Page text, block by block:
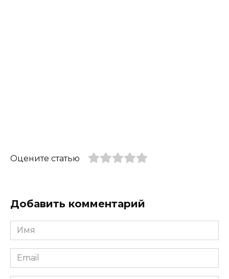
Оцените статью
Добавить комментарий
Имя
*
Email
*